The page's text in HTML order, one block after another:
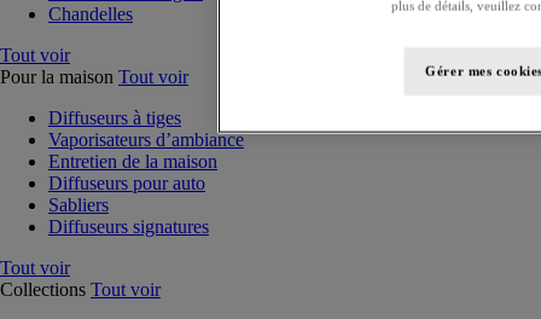
Chandelles
Tout voir
Pour la maison Tout voir
Diffuseurs à tiges
Vaporisateurs d’ambiance
Entretien de la maison
Diffuseurs pour auto
Sabliers
Diffuseurs signatures
Tout voir
Collections Tout voir
plus de détails, veuillez
Gérer mes